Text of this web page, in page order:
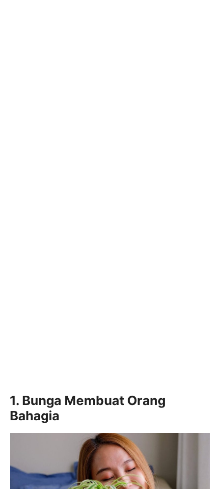
1. Bunga Membuat Orang
Bahagia